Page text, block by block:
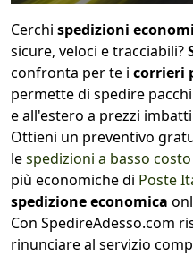
Cerchi spedizioni
sicure, veloci e tracciabili?
confronta per te i corrieri
permette di spedire
e all'estero a prezzi
Ottieni un preventivo
lespedizioni a basso costo
più economiche di Poste
spedizione economica
Con SpedireAdesso.com
rinunciare al servizio